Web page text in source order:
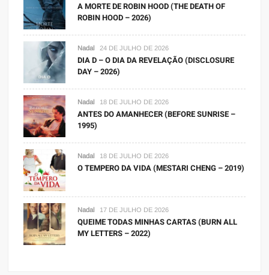
A MORTE DE ROBIN HOOD (THE DEATH OF
ROBIN HOOD – 2026)
Nadal 24 DE JULHO DE 2026
DIA D – O DIA DA REVELAÇÃO (DISCLOSURE
DAY – 2026)
Nadal 18 DE JULHO DE 2026
ANTES DO AMANHECER (BEFORE SUNRISE –
1995)
Nadal 18 DE JULHO DE 2026
O TEMPERO DA VIDA (MESTARI CHENG – 2019)
Nadal 17 DE JULHO DE 2026
QUEIME TODAS MINHAS CARTAS (BURN ALL
MY LETTERS – 2022)